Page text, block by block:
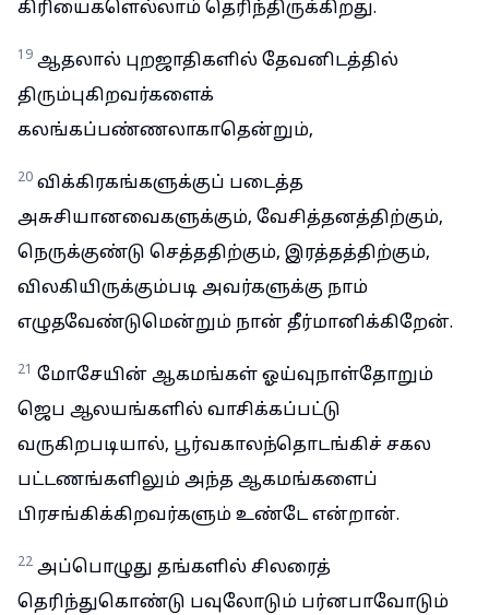
கிரியைகளெல்லாம் தெரிந்திருக்கிறது.
19 ஆதலால் புறஜாதிகளில் தேவனிடத்தில்
திரும்புகிறவர்களைக்
கலங்கப்பண்ணலாகாதென்றும்,
20 விக்கிரகங்களுக்குப் படைத்த
அசுசியானவைகளுக்கும், வேசித்தனத்திற்கும்,
நெருக்குண்டு செத்ததிற்கும், இரத்தத்திற்கும்,
விலகியிருக்கும்படி அவர்களுக்கு நாம்
எழுதவேண்டுமென்றும் நான் தீர்மானிக்கிறேன்.
21 மோசேயின் ஆகமங்கள் ஓய்வுநாள்தோறும்
ஜெப ஆலயங்களில் வாசிக்கப்பட்டு
வருகிறபடியால், பூர்வகாலந்தொடங்கிச் சகல
பட்டணங்களிலும் அந்த ஆகமங்களைப்
பிரசங்கிக்கிறவர்களும் உண்டே என்றான்.
22 அப்பொழுது தங்களில் சிலரைத்
தெரிந்துகொண்டு பவுலோடும் பர்னபாவோடும்